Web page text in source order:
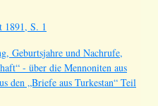
1891, S. 1
Geburtsjahre und Nachrufe,
- über die Mennoniten aus
den „Briefe aus Turkestan“ Teil